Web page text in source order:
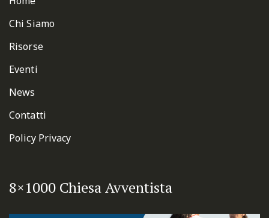
Chi Siamo
Risorse
Eventi
News
Contatti
Policy Privacy
8×1000 Chiesa Avventista